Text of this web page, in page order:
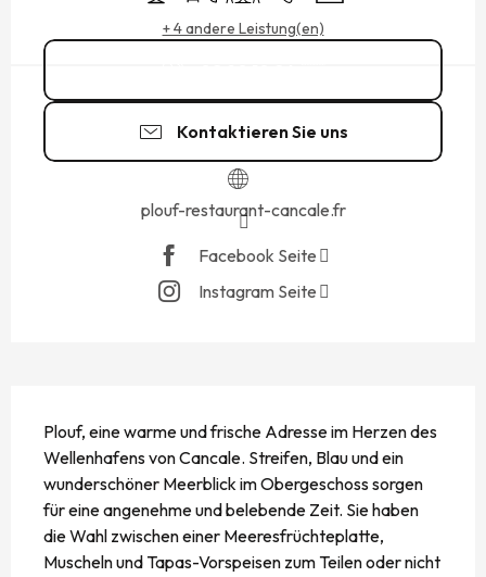
+ 4 andere Leistung(en)
Kontaktieren Sie uns
plouf-restaurant-cancale.fr
Facebook Seite
Instagram Seite
Plouf, eine warme und frische Adresse im Herzen des
Wellenhafens von Cancale. Streifen, Blau und ein
wunderschöner Meerblick im Obergeschoss sorgen
für eine angenehme und belebende Zeit. Sie haben
die Wahl zwischen einer Meeresfrüchteplatte,
Muscheln und Tapas-Vorspeisen zum Teilen oder nicht